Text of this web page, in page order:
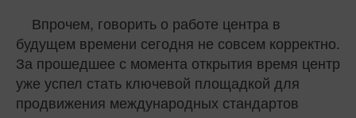
Впрочем, говорить о работе центра в
будущем времени сегодня не совсем корректно.
За прошедшее с момента открытия время центр
уже успел стать ключевой площадкой для
продвижения международных стандартов